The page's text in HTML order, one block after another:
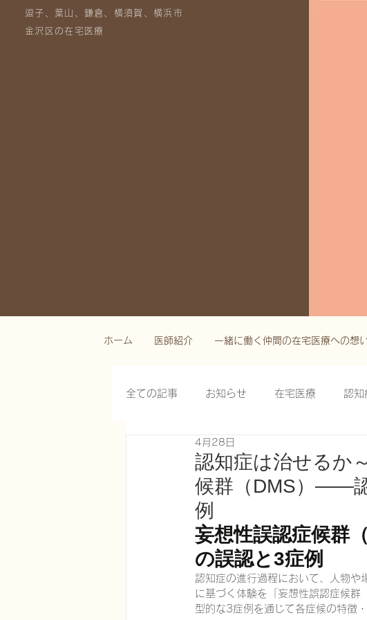
逗子、葉山、鎌倉、横須賀、横浜市
金沢区の在宅医療
ホーム 医師紹介 一緒に働く仲間の在宅医療への想
全ての記事 お知らせ 在宅医療 認知
栄養管理を科学する
がん緩和ケア医療を科学する
慢性難治性疼痛に対する脊髄刺激療法を科学
在宅医療におけるエコーを科学する 創
認知症は治せるか
候群（DMS）——
例
4月28日
妄想性誤認症候群
の誤認と3症例
認知症の進行過程において、人物や
に基づく体験を「妄想性誤認症候
型的な3症例を通じて各症候の特徴